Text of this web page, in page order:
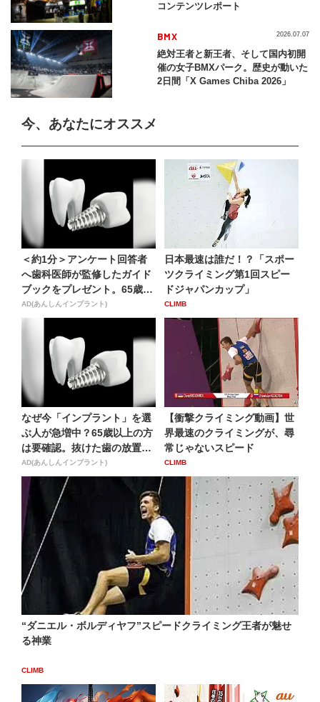
コンテンツレポート
BMX
絶対王者と新王者、そして国内初開
催の女子BMXパーク。歴史が動いた
2日間「X Games Chiba 2026」
2026.07.07
今、あなたにオススメ
＜約1分＞アンケート回答者
へ歯科医師が監修したガイド
ブックをプレゼント。65歳
以...
AD(あんしんインプラント)
日本最速は誰だ！？「スポー
ツクライミング第1回スピー
ドジャパンカップ」
CLIMB
なぜ今「インプラント」を選
ぶ人が急増中？65歳以上の方
は要確認。抜けた歯の放置
は...
AD(あんしんインプラント)
【衝撃クライミング動画】世
界最速のクライミングが、尋
常じゃないスピード
CLIMB
“ダニエル・ボルディヤフ”スピードクライミング王者が魅せ
る神業
CLIMB